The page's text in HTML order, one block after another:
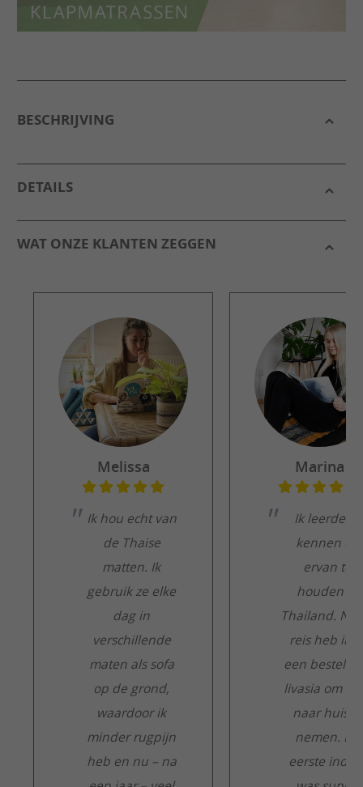
BESCHRIJVING
DETAILS
WAT ONZE KLANTEN ZEGGEN
Ik leerde ze
kennen en
ervan te
houden in
Thailand. Na
reis heb ik
een besteld
livasia om
naar huis te
nemen. De
eerste
Marina
Ik hou echt van
de Thaise
matten. Ik
gebruik ze elke
dag in
verschillende
maten als sofa
op de grond,
waardoor ik
minder rugpijn
heb en nu – na
Melissa